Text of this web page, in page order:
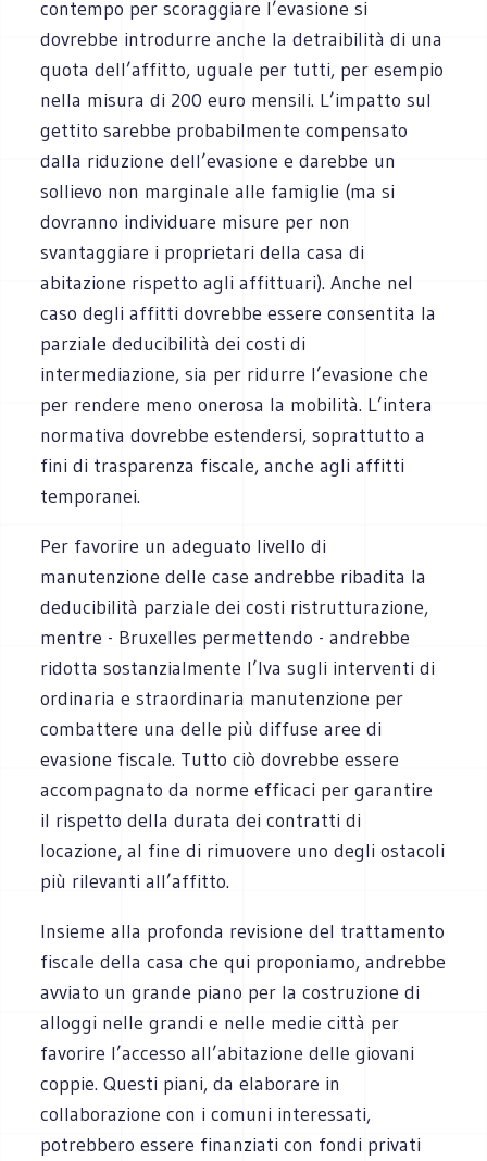
contempo per scoraggiare l’evasione si
dovrebbe introdurre anche la detraibilità di una
quota dell’affitto, uguale per tutti, per esempio
nella misura di 200 euro mensili. L’impatto sul
gettito sarebbe probabilmente compensato
dalla riduzione dell’evasione e darebbe un
sollievo non marginale alle famiglie (ma si
dovranno individuare misure per non
svantaggiare i proprietari della casa di
abitazione rispetto agli affittuari). Anche nel
caso degli affitti dovrebbe essere consentita la
parziale deducibilità dei costi di
intermediazione, sia per ridurre l’evasione che
per rendere meno onerosa la mobilità. L’intera
normativa dovrebbe estendersi, soprattutto a
fini di trasparenza fiscale, anche agli affitti
temporanei.
Per favorire un adeguato livello di
manutenzione delle case andrebbe ribadita la
deducibilità parziale dei costi ristrutturazione,
mentre - Bruxelles permettendo - andrebbe
ridotta sostanzialmente l’Iva sugli interventi di
ordinaria e straordinaria manutenzione per
combattere una delle più diffuse aree di
evasione fiscale. Tutto ciò dovrebbe essere
accompagnato da norme efficaci per garantire
il rispetto della durata dei contratti di
locazione, al fine di rimuovere uno degli ostacoli
più rilevanti all’affitto.
Insieme alla profonda revisione del trattamento
fiscale della casa che qui proponiamo, andrebbe
avviato un grande piano per la costruzione di
alloggi nelle grandi e nelle medie città per
favorire l’accesso all’abitazione delle giovani
coppie. Questi piani, da elaborare in
collaborazione con i comuni interessati,
potrebbero essere finanziati con fondi privati